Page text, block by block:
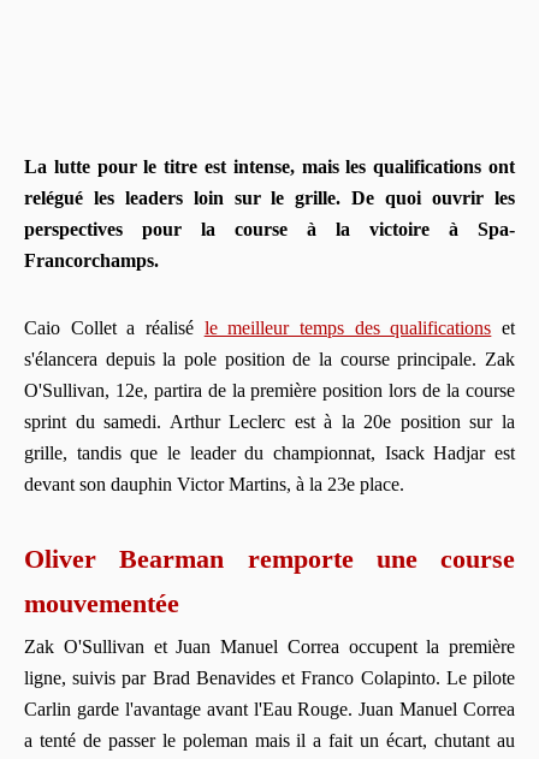
La lutte pour le titre est intense, mais les qualifications ont
relégué les leaders loin sur le grille. De quoi ouvrir les
perspectives pour la course à la victoire à Spa-
Francorchamps.
Caio Collet a réalisé le meilleur temps des qualifications et
s'élancera depuis la pole position de la course principale. Zak
O'Sullivan, 12e, partira de la première position lors de la course
sprint du samedi. Arthur Leclerc est à la 20e position sur la
grille, tandis que le leader du championnat, Isack Hadjar est
devant son dauphin Victor Martins, à la 23e place.
Oliver Bearman remporte une course
mouvementée
Zak O'Sullivan et Juan Manuel Correa occupent la première
ligne, suivis par Brad Benavides et Franco Colapinto. Le pilote
Carlin garde l'avantage avant l'Eau Rouge. Juan Manuel Correa
a tenté de passer le poleman mais il a fait un écart, chutant au